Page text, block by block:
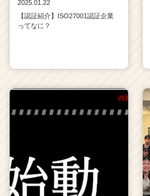
2025.01.22
【認証紹介】ISO27001認証企業
ってなに？